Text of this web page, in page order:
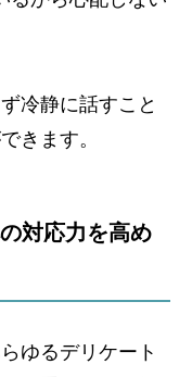
冷静に話すこと
きます。
対応力を高め
ゆるデリケート